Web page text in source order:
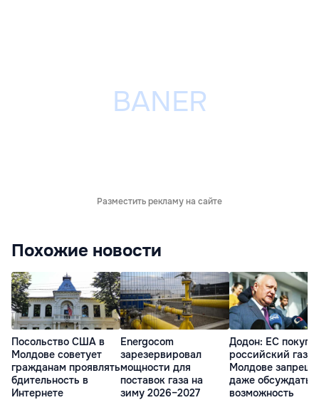
Разместить рекламу на сайте
Похожие новости
Посольство США в
Молдове советует
гражданам проявлять
бдительность в
Интернете
Energocom
зарезервировал
мощности для
поставок газа на
зиму 2026–2027
Додон: ЕС
российский газ, а
Молдове
даже обсуждать
возможность